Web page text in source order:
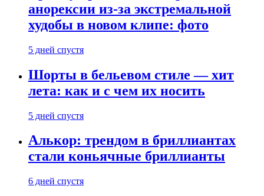
анорексии из-за экстремальной
худобы в новом клипе: фото
5 дней спустя
Шорты в бельевом стиле — хит
лета: как и с чем их носить
5 дней спустя
Алькор: трендом в бриллиантах
стали коньячные бриллианты
6 дней спустя